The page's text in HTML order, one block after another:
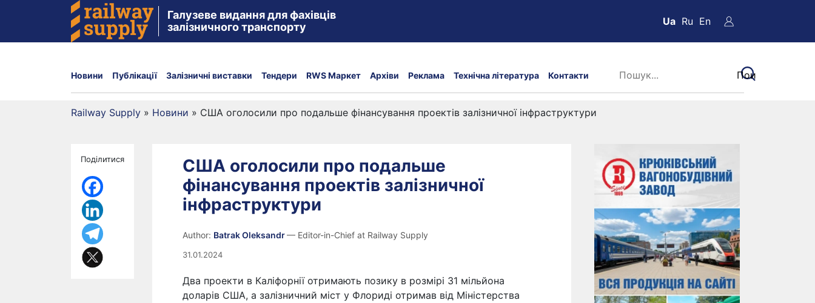
Галузеве видання для фахівців
залізничного транспорту
Ua Ru En
Новини Публікації Залізничні виставки Тендери RWS Маркет Архіви Реклама Технічна література Контакти
Railway Supply » Новини » США оголосили про подальше фінансування проектів залізничної інфраструктури
Поділитися
США оголосили про подальше
фінансування проектів залізничної
інфраструктури
Author: Batrak Oleksandr— Editor-in-Chief at Railway Supply
31.01.2024
Два проекти в Каліфорнії отримають позику в розмірі 31 мільйона
доларів США, а залізничний міст у Флориді отримав від Міністерства